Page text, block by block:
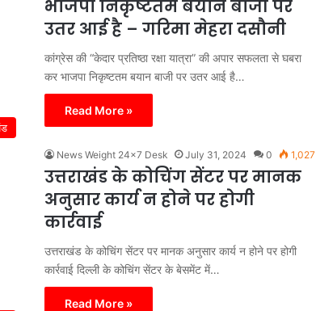
भाजपा निकृष्टतम बयान बाजी पर
उतर आई है – गरिमा मेहरा दसौनी
कांग्रेस की “केदार प्रतिष्ठा रक्षा यात्रा” की अपार सफलता से घबरा
कर भाजपा निकृष्टतम बयान बाजी पर उतर आई है…
Read More »
News Weight 24x7 Desk July 31, 2024 0 1,027
उत्तराखंड के कोचिंग सेंटर पर मानक
अनुसार कार्य न होने पर होगी
कार्रवाई
उत्तराखंड के कोचिंग सेंटर पर मानक अनुसार कार्य न होने पर होगी
कार्रवाई दिल्ली के कोचिंग सेंटर के बेसमेंट में…
Read More »